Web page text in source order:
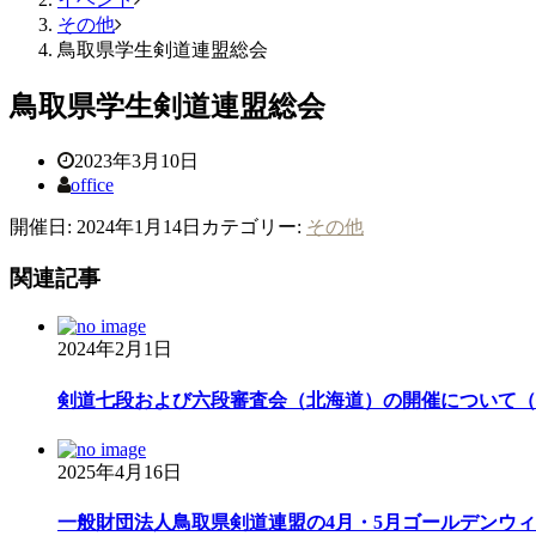
その他
鳥取県学生剣道連盟総会
鳥取県学生剣道連盟総会
2023年3月10日
office
開催日: 2024年1月14日 カテゴリー: その他
関連記事
2024年2月1日
剣道七段および六段審査会（北海道）の開催について
2025年4月16日
一般財団法人鳥取県剣道連盟の4月・5月ゴールデンウ